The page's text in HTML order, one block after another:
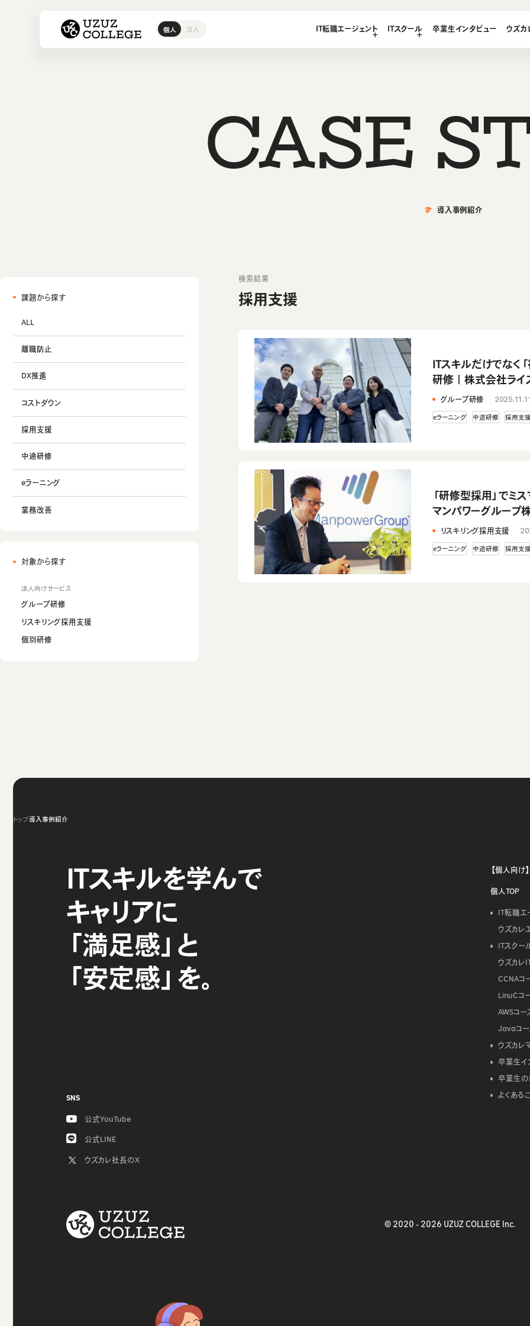
ウズウズカレッジ UZUZ COLLEGE
個人 法人 IT転職エージェント ITスクール 卒業生インタビュー ウズカ
Javaコース
教材コンテンツ
CASE S
導入事例紹介
課題から探す
ALL
離職防止
DX推進
コストダウン
採用支援
中途研修
eラーニング
業務改善
対象から探す
法人向けサービス
グループ研修
リスキリング採用支援
個別研修
検索結果
採用支援
ITスキルだけでなく
研修｜株式会社ライ
グループ研修
eラーニング 中途研修 採用支援
「研修型採用」でミ
マンパワーグループ
リスキリング採用支援
eラーニング 中途研修 採用支援
トップ導入事例紹介
ITスキルを学んで
キャリアに
「満足感」と
「安定感」を。
【個人向け】
個人TOP
IT転職エ
ウズカレ
ITスクー
ウズカレ
CCNAコ
LinuCコ
AWSコー
Javaコー
ウズカレ
卒業生イ
卒業生
よくある
SNS
公式YouTube
公式LINE
ウズカレ社長のX
© 2020 - 2026 UZUZ COLLEGE Inc.